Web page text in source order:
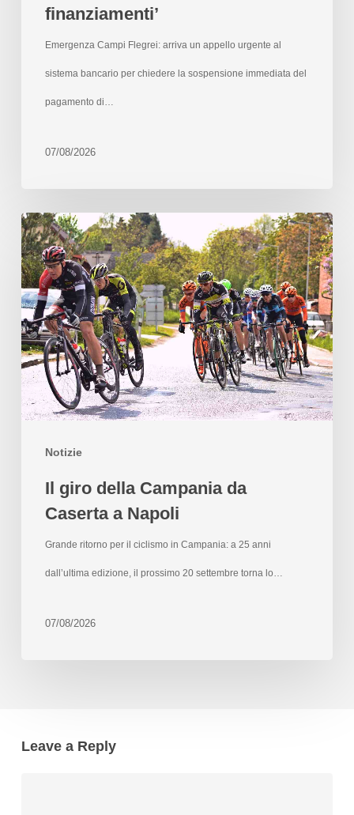
finanziamenti’
Emergenza Campi Flegrei: arriva un appello urgente al
sistema bancario per chiedere la sospensione immediata del
pagamento di…
07/08/2026
Notizie
Il giro della Campania da
Caserta a Napoli
Grande ritorno per il ciclismo in Campania: a 25 anni
dall’ultima edizione, il prossimo 20 settembre torna lo…
07/08/2026
Leave a Reply